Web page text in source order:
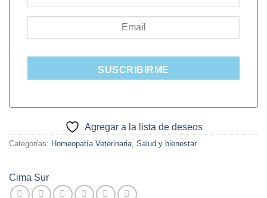
SUSCRIBIRME
Agregar a la lista de deseos
Categorías: Homeopatía Veterinaria Salud y bienestar
Cima Sur